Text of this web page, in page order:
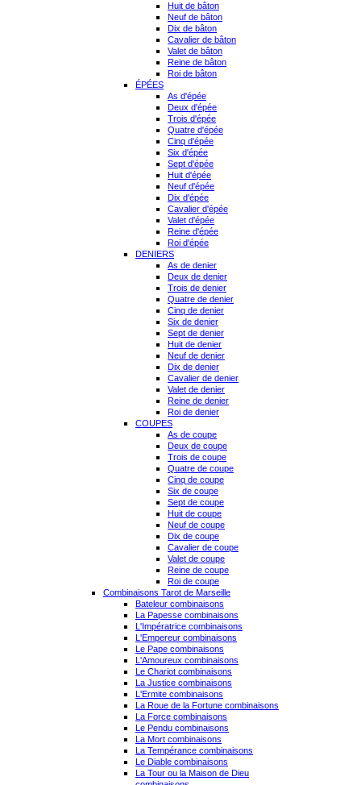
Huit de bâton
Neuf de bâton
Dix de bâton
Cavalier de bâton
Valet de bâton
Reine de bâton
Roi de bâton
ÉPÉES
As d'épée
Deux d'épée
Trois d'épée
Quatre d'épée
Cinq d'épée
Six d'épée
Sept d'épée
Huit d'épée
Neuf d'épée
Dix d'épée
Cavalier d'épée
Valet d'épée
Reine d'épée
Roi d'épée
DENIERS
As de denier
Deux de denier
Trois de denier
Quatre de denier
Cinq de denier
Six de denier
Sept de denier
Huit de denier
Neuf de denier
Dix de denier
Cavalier de denier
Valet de denier
Reine de denier
Roi de denier
COUPES
As de coupe
Deux de coupe
Trois de coupe
Quatre de coupe
Cinq de coupe
Six de coupe
Sept de coupe
Huit de coupe
Neuf de coupe
Dix de coupe
Cavalier de coupe
Valet de coupe
Reine de coupe
Roi de coupe
Combinaisons Tarot de Marseille
Bateleur combinaisons
La Papesse combinaisons
L'Impératrice combinaisons
L'Empereur combinaisons
Le Pape combinaisons
L'Amoureux combinaisons
Le Chariot combinaisons
La Justice combinaisons
L'Ermite combinaisons
La Roue de la Fortune combinaisons
La Force combinaisons
Le Pendu combinaisons
La Mort combinaisons
La Tempérance combinaisons
Le Diable combinaisons
La Tour ou la Maison de Dieu